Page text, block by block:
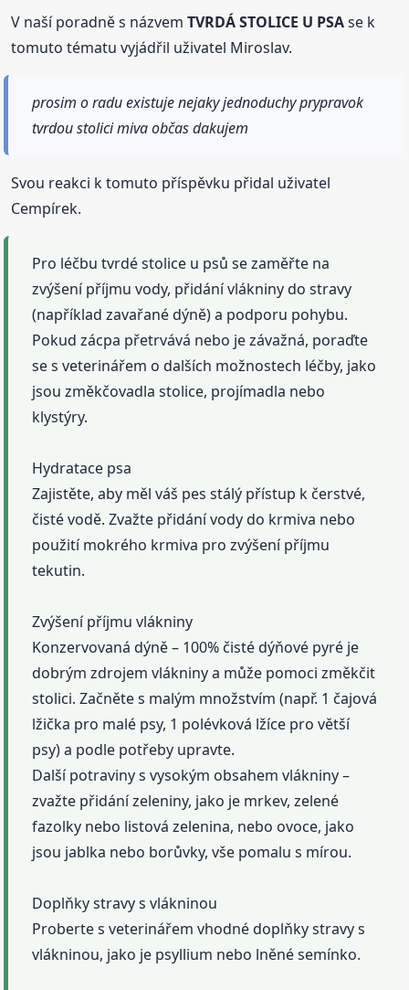
V naší poradně s názvemTVRDÁ STOLICE U PSAse k
tomuto tématu vyjádřil uživatel Miroslav.
prosim o radu existuje nejaky jednoduchy prypravok
tvrdou stolici miva občas dakujem
Svou reakci k tomuto příspěvku přidal uživatel
Cempírek.
Pro léčbu tvrdé stolice u psů se zaměřte na
zvýšení příjmu vody, přidání vlákniny do stravy
(například zavařané dýně) a podporu pohybu.
Pokud zácpa přetrvává nebo je závažná, poraďte
se s veterinářem o dalších možnostech léčby, jako
jsou změkčovadla stolice, projímadla nebo
klystýry.
Hydratace psa
Zajistěte, aby měl váš pes stálý přístup k čerstvé,
čisté vodě. Zvažte přidání vody do krmiva nebo
použití mokrého krmiva pro zvýšení příjmu
tekutin.
Zvýšení příjmu vlákniny
Konzervovaná dýně – 100% čisté dýňové pyré je
dobrým zdrojem vlákniny a může pomoci změkčit
stolici. Začněte s malým množstvím (např. 1 čajová
lžička pro malé psy, 1 polévková lžíce pro větší
psy) a podle potřeby upravte.
Další potraviny s vysokým obsahem vlákniny –
zvažte přidání zeleniny, jako je mrkev, zelené
fazolky nebo listová zelenina, nebo ovoce, jako
jsou jablka nebo borůvky, vše pomalu s mírou.
Doplňky stravy s vlákninou
Proberte s veterinářem vhodné doplňky stravy s
vlákninou, jako je psyllium nebo lněné semínko.